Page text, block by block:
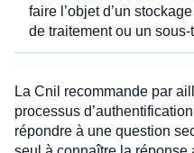
faire l’objet d’un
de traitement ou un sous-
La Cnil recommande par
processus
répondre à une question